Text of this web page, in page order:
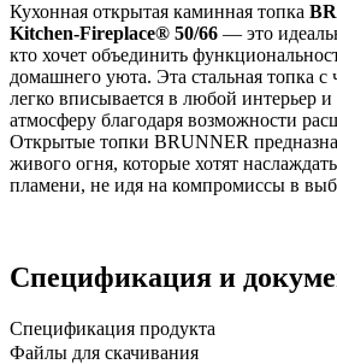
Кухонная открытая каминная топка
Kitchen-Fireplace® 50/66 — это
кто хочет объединить
домашнего уюта. Эта стальная топка с
легко вписывается в любой интерьер
атмосферу благодаря возможности
Открытые топки BRUNNER
живого огня, которые хотят
пламени, не идя на компромиссы в
Спецификация и
Спецификация продукта
Файлы для скачивания